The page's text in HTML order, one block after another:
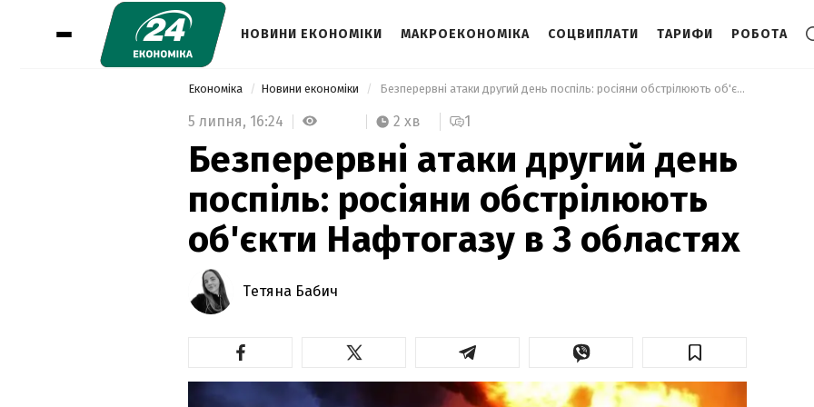
НОВИНИ ЕКОНОМІКИ МАКРОЕКОНОМІКА СОЦВИПЛАТИ ТАРИФИ РОБОТА
Економіка Новини економіки Безперервні атаки другий день поспіль: росіяни обстрілюють об'єкти Нафтогазу в 3 областях
5 липня, 16:24 2 хв 1
Безперервні атаки другий день
поспіль: росіяни обстрілюють
об'єкти Нафтогазу в 3 областях
Тетяна Бабич